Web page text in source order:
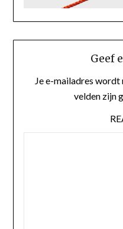
Geef
Je e-mailadres
velden zijn